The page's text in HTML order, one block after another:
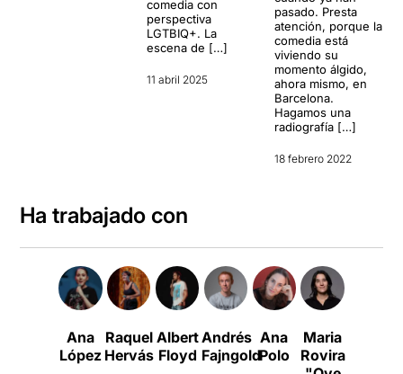
comedia con
perspectiva
LGTBIQ+. La
escena de […]
11 abril 2025
pasado. Presta
atención, porque la
comedia está
viviendo su
momento álgido,
ahora mismo, en
Barcelona.
Hagamos una
radiografía […]
18 febrero 2022
Ha trabajado con
Ana
López
Raquel
Hervás
Albert
Floyd
Andrés
Fajngold
Ana
Polo
Maria
Rovira